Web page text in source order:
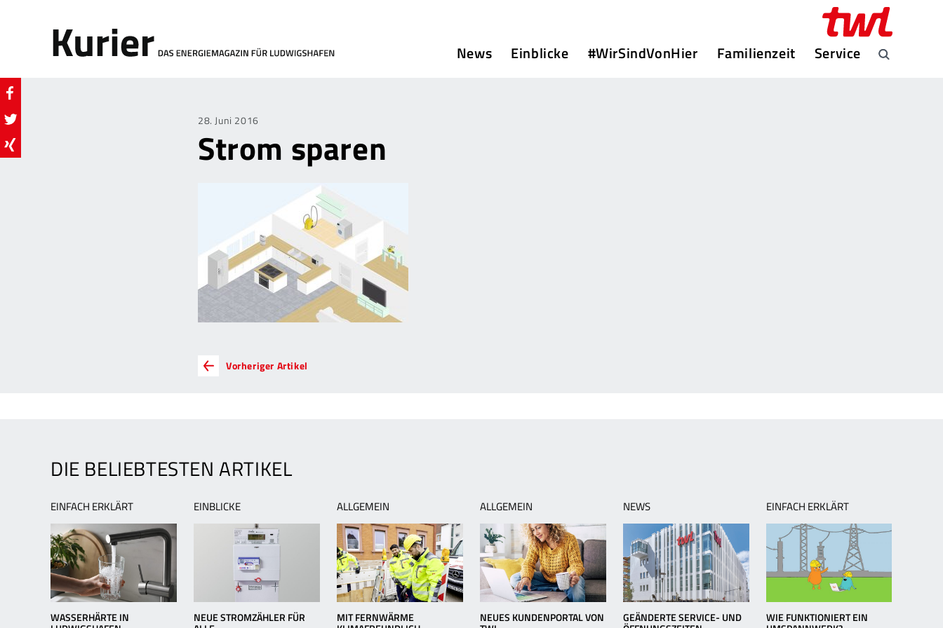
News Einblicke #WirSindVonHier Familienzeit Service
Posted
on
28. Juni 2016
Strom sparen
ARTIKEL-
Vorheriger Artikel
DIE BELIEBTESTEN ARTIKEL
EINFACH ERKLÄRT
WASSERHÄRTE IN
EINBLICKE
NEUE STROMZÄHLER FÜR
ALLGEMEIN
MIT FERNWÄRME
ALLGEMEIN
NEUES KUNDENPORTAL VON
NEWS
GEÄNDERTE SERVICE- UND
EINFACH ERKLÄRT
WIE FUNKTIONIERT EIN